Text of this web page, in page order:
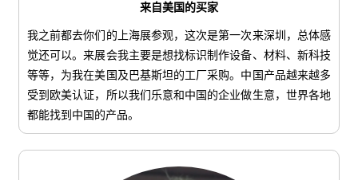
来自美国的买家
我之前都去你们的上海展参观，这次是第一次来深圳，总体感
觉还可以。来展会我主要是想找标识制作设备、材料、新科技
等等，为我在美国及巴基斯坦的工厂采购。中国产品越来越多
受到欧美认证，所以我们乐意和中国的企业做生意，世界各地
都能找到中国的产品。